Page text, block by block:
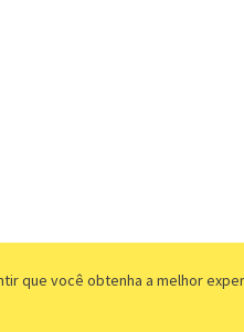
que você obtenha a melhor